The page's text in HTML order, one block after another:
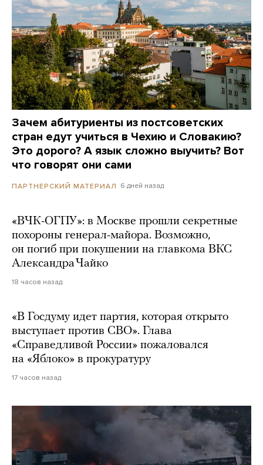
Зачем абитуриенты из постсоветских
стран едут учиться в Чехию и Словакию?
Это дорого? А язык сложно выучить? Вот
что говорят они сами
ПАРТНЕРСКИЙ МАТЕРИАЛ 6 дней назад
«ВЧК-ОГПУ»: в Москве прошли секретные
похороны генерал-майора. Возможно,
он погиб при покушении на главкома ВКС
Александра Чайко
18 часов назад
«В Госдуму идет партия, которая открыто
выступает против СВО». Глава
«Справедливой России» пожаловался
на «Яблоко» в прокуратуру
17 часов назад